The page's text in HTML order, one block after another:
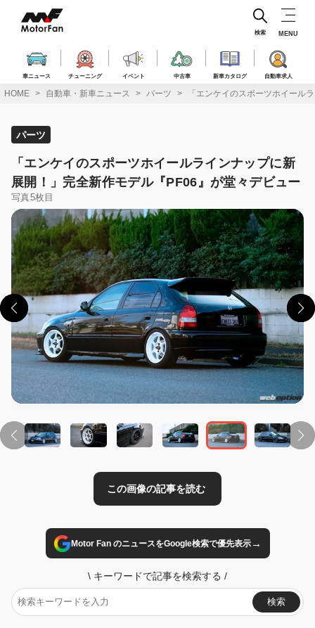
ス
車ニュース チューニング イベント 中古車 新車カタログ 自動車求人
検索 MENU
HOME 自動車・新車ニュース パーツ 「エンケイのスポーツホイール
パーツ
「エンケイのスポーツホイールラインナップに新
展開！」完全新作モデル『PF06』が堂々デビュー
写真5枚目
Motor Fan のニュースをGoogle検索で優先表示→
\ キーワードで記事を検索する /
検索